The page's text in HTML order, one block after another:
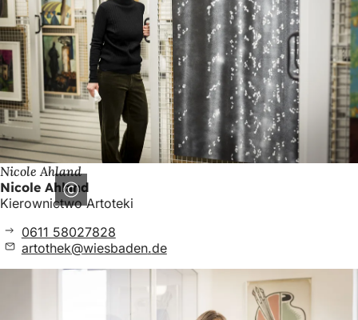
Nicole Ahland
Nicole Ahland
Kierownictwo Artoteki
0611 58027828
artothek
wiesbaden de